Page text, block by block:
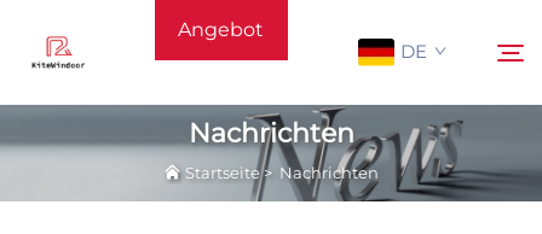
Angebot
DE
Nachrichten
Startseite> Nachrichten